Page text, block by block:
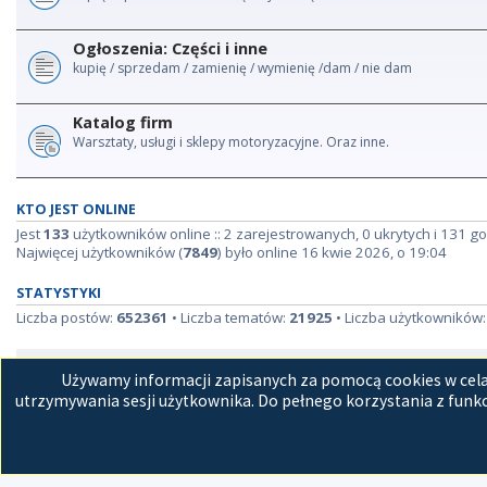
Ogłoszenia: Części i inne
kupię / sprzedam / zamienię / wymienię /dam / nie dam
Katalog firm
Warsztaty, usługi i sklepy motoryzacyjne. Oraz inne.
KTO JEST ONLINE
Jest133 użytkowników online :: 2 zarejestrowanych, 0 ukrytych i 131
Najwięcej użytkowników (7849) było online 16 kwie 2026, o 19:04
STATYSTYKI
Liczba postów: 652361 • Liczba tematów: 21925 • Liczba użytkowników:
Używamy informacji zapisanych za pomocą cookies w
utrzymywania sesji użytkownika. Do pełnego korzystania z
Strona główna